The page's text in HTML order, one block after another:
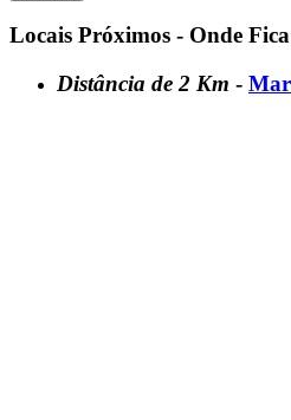
Locais Próximos - Onde
Distância de 2 Km -